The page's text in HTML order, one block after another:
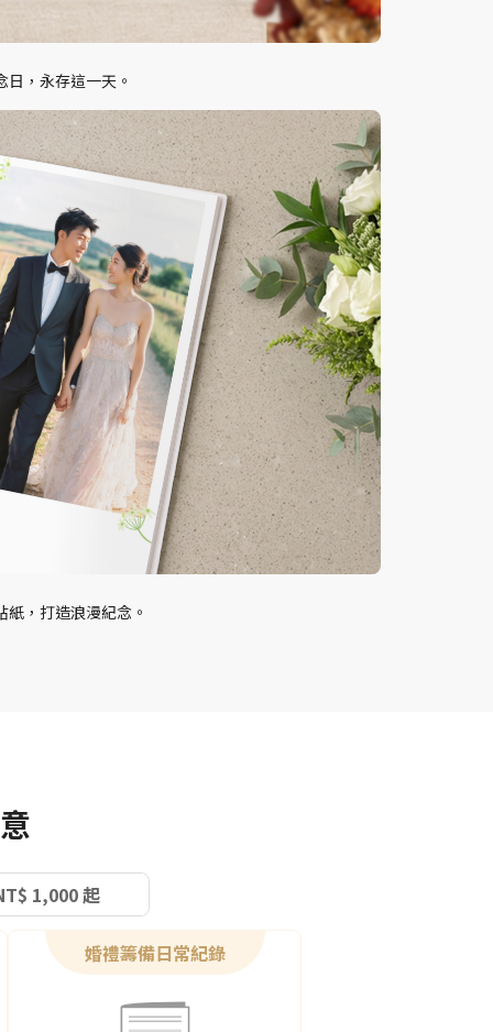
，永存這一天。
，打造浪漫紀念。
1,000 起
婚禮籌備日常紀錄